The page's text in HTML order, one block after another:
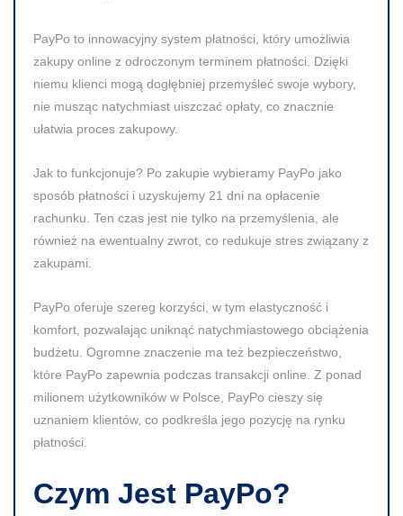
PayPo to innowacyjny system płatności, który umożliwia
zakupy online z odroczonym terminem płatności. Dzięki
niemu klienci mogą dogłębniej przemyśleć swoje wybory,
nie musząc natychmiast uiszczać opłaty, co znacznie
ułatwia proces zakupowy.
Jak to funkcjonuje? Po zakupie wybieramy PayPo jako
sposób płatności i uzyskujemy 21 dni na opłacenie
rachunku. Ten czas jest nie tylko na przemyślenia, ale
również na ewentualny zwrot, co redukuje stres związany z
zakupami.
PayPo oferuje szereg korzyści, w tym elastyczność i
komfort, pozwalając uniknąć natychmiastowego obciążenia
budżetu. Ogromne znaczenie ma też bezpieczeństwo,
które PayPo zapewnia podczas transakcji online. Z ponad
milionem użytkowników w Polsce, PayPo cieszy się
uznaniem klientów, co podkreśla jego pozycję na rynku
płatności.
Czym Jest PayPo?